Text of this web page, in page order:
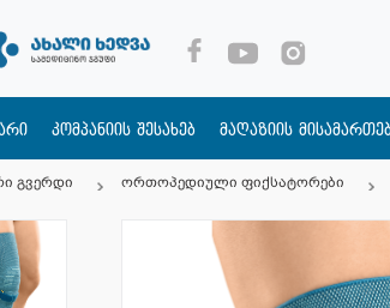
კომპანიის შესახებ მაღაზიის
გვერდი ორთოპედიული ფიქსატორები